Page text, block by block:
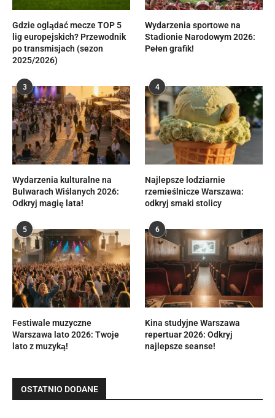
Gdzie oglądać mecze TOP 5
lig europejskich? Przewodnik
po transmisjach (sezon
2025/2026)
Wydarzenia sportowe na
Stadionie Narodowym 2026:
Pełen grafik!
3
Wydarzenia kulturalne na
Bulwarach Wiślanych 2026:
Odkryj magię lata!
4
Najlepsze lodziarnie
rzemieślnicze Warszawa:
odkryj smaki stolicy
5
Festiwale muzyczne
Warszawa lato 2026: Twoje
lato z muzyką!
6
Kina studyjne Warszawa
repertuar 2026: Odkryj
najlepsze seanse!
OSTATNIO DODANE